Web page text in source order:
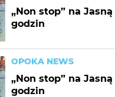
„Non stop” na Jasną
godzin
OPOKA NEWS
„Non stop” na Jasną
godzin